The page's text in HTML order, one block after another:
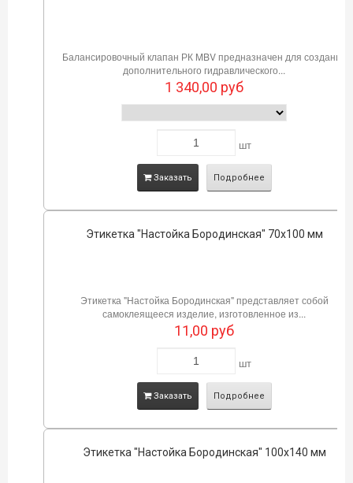
Балансировочный клапан РК MBV предназначен для создания
дополнительного гидравлического...
1 340,00 руб
шт
Заказать Подробнее
Этикетка "Настойка Бородинская" 70х100 мм
Этикетка "Настойка Бородинская" представляет собой
самоклеящееся изделие, изготовленное из...
11,00 руб
шт
Заказать Подробнее
Этикетка "Настойка Бородинская" 100х140 мм